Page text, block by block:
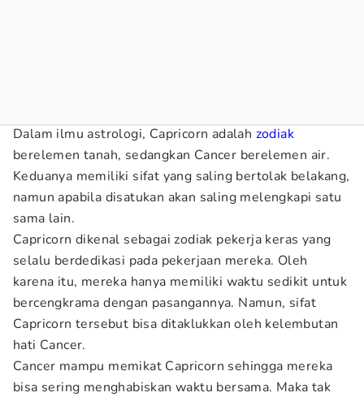
Dalam ilmu astrologi, Capricorn adalah zodiak
berelemen tanah, sedangkan Cancer berelemen air.
Keduanya memiliki sifat yang saling bertolak belakang,
namun apabila disatukan akan saling melengkapi satu
sama lain.
Capricorn dikenal sebagai zodiak pekerja keras yang
selalu berdedikasi pada pekerjaan mereka. Oleh
karena itu, mereka hanya memiliki waktu sedikit untuk
bercengkrama dengan pasangannya. Namun, sifat
Capricorn tersebut bisa ditaklukkan oleh kelembutan
hati Cancer.
Cancer mampu memikat Capricorn sehingga mereka
bisa sering menghabiskan waktu bersama. Maka tak